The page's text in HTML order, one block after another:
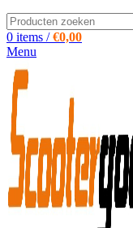
0 items / €0,00
Menu